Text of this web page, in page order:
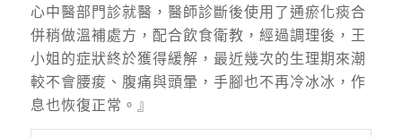
心中醫部門診就醫，醫師診斷後使用了通瘀化痰合
併稍做溫補處方，配合飲食衛教，經過調理後 ， 王
小姐的症狀終於獲得緩解 ， 最近幾次的生理期來潮
較不會腰痠、腹痛與頭暈 ， 手腳也不再冷冰冰 ， 作
息也恢復正常。』